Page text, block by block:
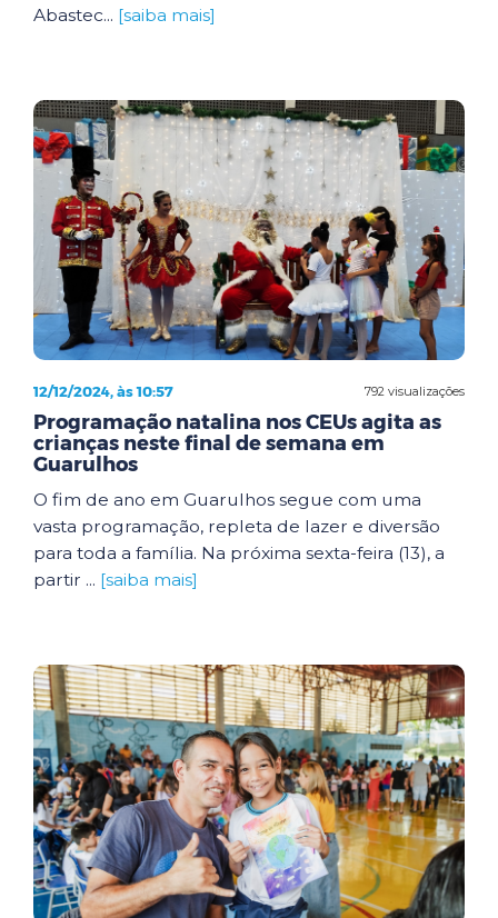
Abastec... [saiba mais]
792 visualizações
12/12/2024, às 10:57
Programação natalina nos CEUs agita as
crianças neste final de semana em
Guarulhos
O fim de ano em Guarulhos segue com uma
vasta programação, repleta de lazer e diversão
para toda a família. Na próxima sexta-feira (13), a
partir ... [saiba mais]